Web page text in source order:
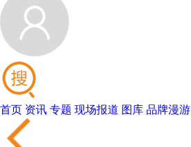
首页 资讯 专题 现场报道 图库 品牌漫游